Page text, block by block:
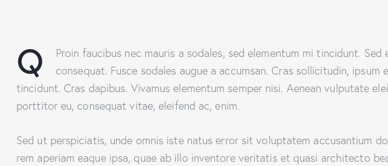
Q
Proin faucibus nec mauris a sodales, sed elementum mi tincidunt.
consequat. Fusce sodales augue a accumsan. Cras sollicitudin,
tincidunt. Cras dapibus. Vivamus elementum semper nisi. Aenean vulputate
porttitor eu, consequat vitae, eleifend ac, enim.
Sed ut perspiciatis, unde omnis iste natus error sit voluptatem accusantium
rem aperiam eaque ipsa, quae ab illo inventore veritatis et quasi architecto